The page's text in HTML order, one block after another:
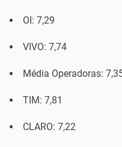
OI: 7,29
VIVO: 7,74
Média Operadoras:
TIM: 7,81
CLARO: 7,22